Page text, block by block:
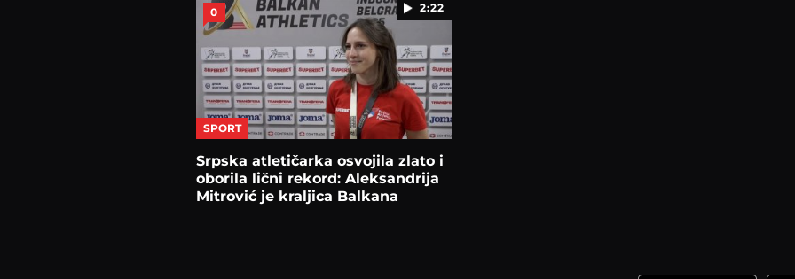
2:22
0
SPORT
Srpska atletičarka osvojila zlato i
oborila lični rekord: Aleksandrija
Mitrović je kraljica Balkana